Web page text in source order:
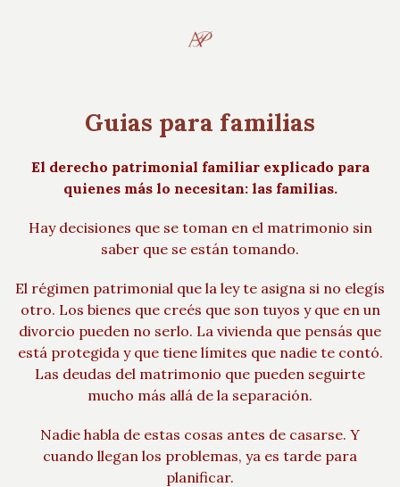
Guias para familias
El derecho patrimonial familiar explicado para
quienes más lo necesitan: las familias.
Hay decisiones que se toman en el matrimonio sin
saber que se están tomando.
El régimen patrimonial que la ley te asigna si no elegís
otro. Los bienes que creés que son tuyos y que en un
divorcio pueden no serlo. La vivienda que pensás que
está protegida y que tiene límites que nadie te contó.
Las deudas del matrimonio que pueden seguirte
mucho más allá de la separación.
Nadie habla de estas cosas antes de casarse. Y
cuando llegan los problemas, ya es tarde para
planificar.